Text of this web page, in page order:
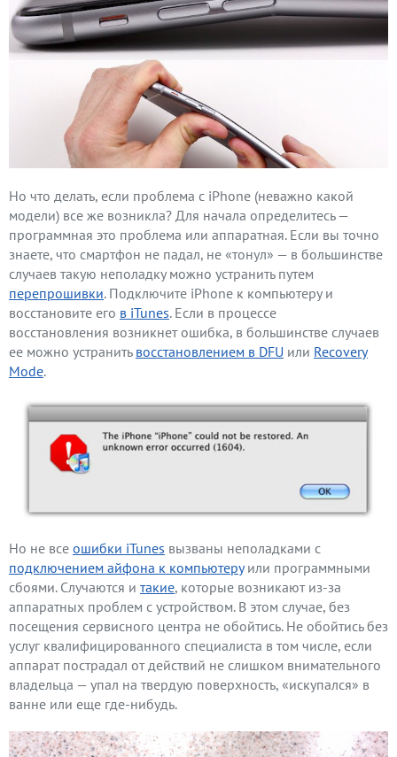
Но что делать, если проблема с iPhone (неважно какой
модели) все же возникла? Для начала определитесь —
программная это проблема или аппаратная. Если вы точно
знаете, что смартфон не падал, не «тонул» — в большинстве
случаев такую неполадку можно устранить путем
перепрошивки. Подключите iPhone к компьютеру и
восстановите его в iTunes. Если в процессе
восстановления возникнет ошибка, в большинстве случаев
ее можно устранить восстановлением в DFU или Recovery
Mode.
Но не все ошибки iTunes вызваны неполадками с
подключением айфона к компьютеруили программными
сбоями. Случаются и такие, которые возникают из-за
аппаратных проблем с устройством. В этом случае, без
посещения сервисного центра не обойтись. Не обойтись без
услуг квалифицированного специалиста в том числе, если
аппарат пострадал от действий не слишком внимательного
владельца — упал на твердую поверхность, «искупался» в
ванне или еще где-нибудь.